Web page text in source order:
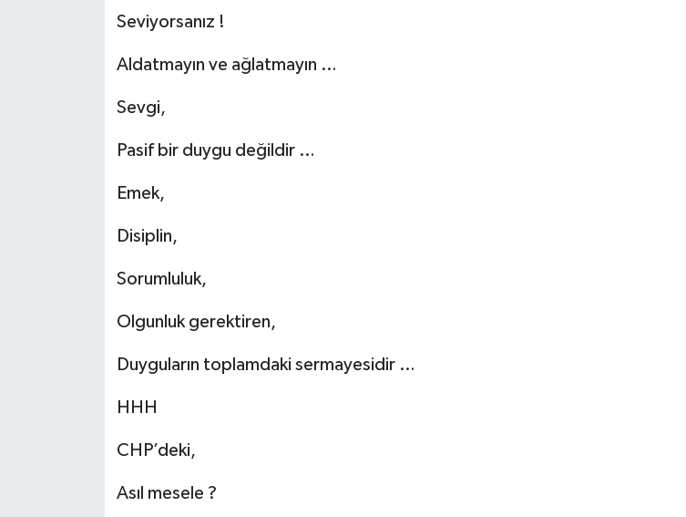
Seviyorsanız !
Aldatmayın ve ağlatmayın …
Sevgi,
Pasif bir duygu değildir …
Emek,
Disiplin,
Sorumluluk,
Olgunluk gerektiren,
Duyguların toplamdaki sermayesidir …
HHH
CHP’deki,
Asıl mesele ?